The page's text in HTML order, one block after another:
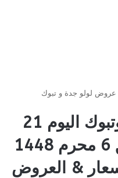
عروض لولو جدة و تبوك
عروض لولو جدة وتبوك اليوم 21
يونيو 2026 الموافق 6 محرم 1448
& العروض